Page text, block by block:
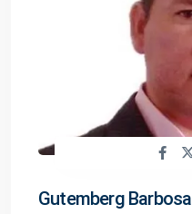
Gutemberg Barbosa